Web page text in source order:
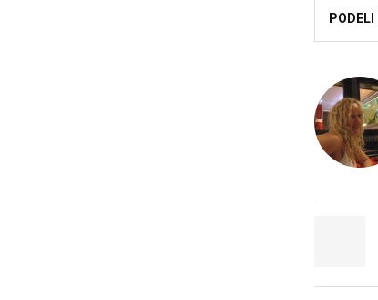
PODELI